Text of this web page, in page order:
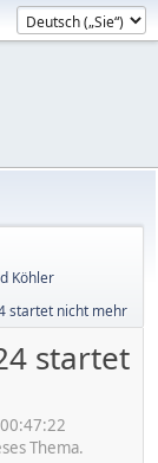
Köhler
startet nicht mehr
startet
Thema.